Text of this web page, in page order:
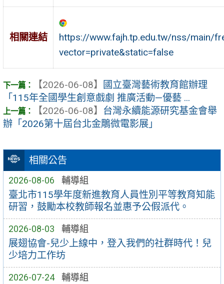
相關公告
2026-08-06 輔導組
臺北市115學年度新進教育人員性別平等教育知能
研習，鼓勵本校教師報名並惠予公假派代。
2026-08-03 輔導組
展翅協會-兒少上線中，登入我們的社群時代！兒
少培力工作坊
2026-07-24 輔導組
相關連結
https://www.fajh.tp.edu.tw/nss/main/
vector=private&static=false
【2026-06-08】
國立臺灣藝術教育館辦理
「115年全國學生創意戲劇 推廣活動—優藝 ...
【2026-06-08】 台灣永續能源研究基金會舉
辦「2026第十屆台北金鵰微電影展」